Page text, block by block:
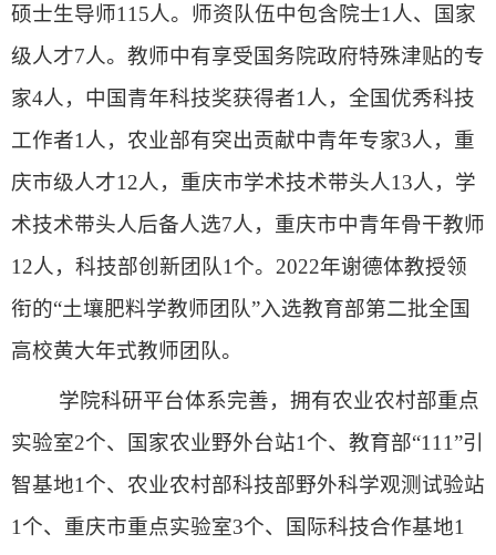
硕士生导师115人。 师资队伍中包含院士1人、
国家
级人才7人。教师中有享受国务院政府特殊津贴的专
家4人，中国青年科技奖获得者1人，全国优秀科技
工作者1人，农业部有突出贡献中青年专家3人，重
庆市级人才12人，重庆市学术技术带头人13人，学
术技术带头人后备人选7人，重庆市中青年骨干教师
12人，科技部创新团队1个。2022年谢德体教授领
衔的“土壤肥料学教师团队”入选教育部第二批全国
高校黄大年式教师团队。
学院科研平台体系完善，拥有农业农村部重点
实验室2个、国家农业野外台站1个、教育部“111”引
智基地1个、农业农村部科技部野外科学观测试验站
1个、重庆市重点实验室3个、国际科技合作基地1